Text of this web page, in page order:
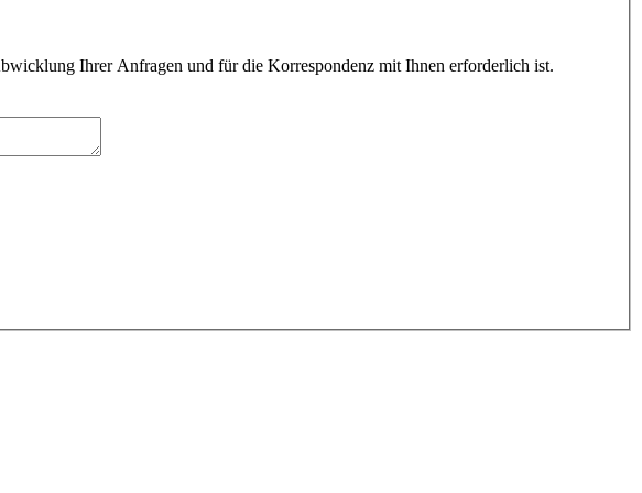
Ihrer Anfragen und für die Korrespondenz mit Ihnen erforderlich ist.